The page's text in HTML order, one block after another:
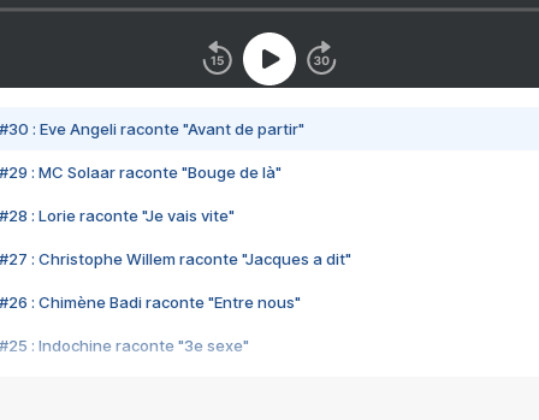
#30 : Eve Angeli raconte "Avant de partir"
#29 : MC Solaar raconte "Bouge de là"
#28 : Lorie raconte "Je vais vite"
#27 : Christophe Willem raconte "Jacques a dit"
#26 : Chimène Badi raconte "Entre nous"
#25 : Indochine raconte "3e sexe"